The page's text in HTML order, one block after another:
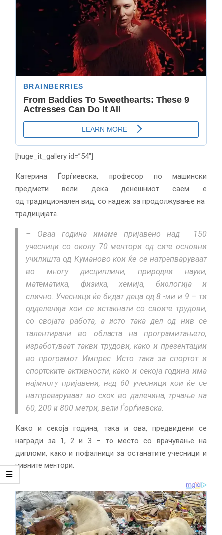
[huge_it_gallery id=”54″]
Катерина Ѓорѓиевска, професор по машински
предмети вели дека денешниот саем е
од традиционален вид, со надеж за продолжување на
традицијата.
– Оваа година имаме пријавено над 150
учесници со околу 70 ментори од сите основни
училишта од Куманово кои ќе се натрепваруваат
во многу дисциплини, природни науки,
математика, физика, хемија, биологија и
слично. Учесници ќе бидат деца од 8 -ми и 9 – ти
одделенија кои се истакнати со своите трудови,
со својата работа, а исто така дел од нив се
талентирани во областа на програмитањето,
изработуваат такви трудови, како и презентации
во програмот Импрес. Исто така за спортот и
спортските активности, како и секоја година има
најмногу пријавени, над 60 учесници кои ќе се
натпреваруваат во скок во далечина, трчање на
60, 200 и 800 метри, вели Ѓорѓиевска.
Како и секоја година, така и ова, предвидени се
награди за 1, 2 и 3 – то место со врачување на
дипломи, како и пофалници за останатите учесници и
нивните ментори.